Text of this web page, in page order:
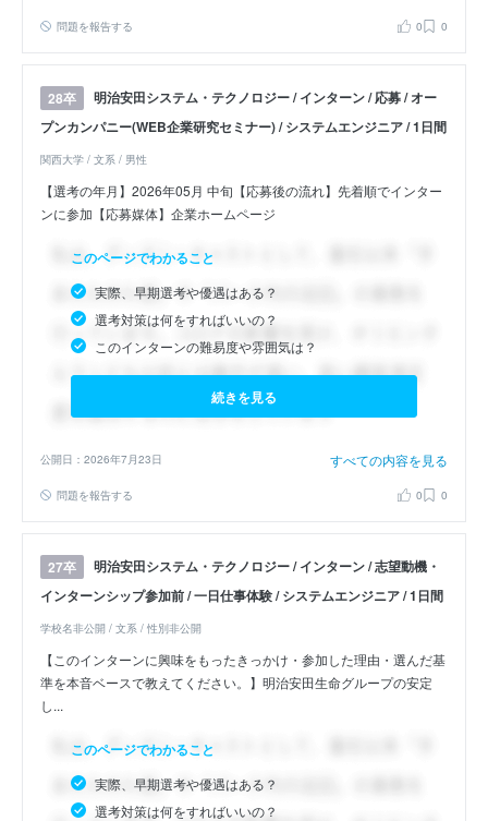
問題を報告する 0 0
28卒
明治安田システム・テクノロジー / インターン / 応募 / オー
プンカンパニー(WEB企業研究セミナー) / システムエンジニア / 1日間
関西大学 / 文系 / 男性
【選考の年月】2026年05月 中旬【応募後の流れ】先着順でインター
ンに参加【応募媒体】企業ホームページ
このページでわかること
実際、早期選考や優遇はある？
選考対策は何をすればいいの？
このインターンの難易度や雰囲気は？
続きを見る
公開日：2026年7月23日 すべての内容を見る
問題を報告する 0 0
27卒
明治安田システム・テクノロジー / インターン / 志望動機・
インターンシップ参加前 / 一日仕事体験 / システムエンジニア / 1日間
学校名非公開 / 文系 / 性別非公開
【このインターンに興味をもったきっかけ・参加した理由・選んだ基
準を本音ベースで教えてください。】明治安田生命グループの安定
し...
このページでわかること
実際、早期選考や優遇はある？
選考対策は何をすればいいの？